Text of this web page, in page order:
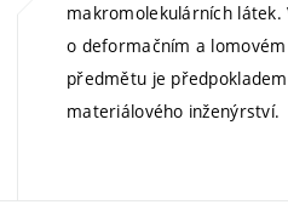
makromolekulárních
o deformačním a
předmětu je
materiálového inženýrství.